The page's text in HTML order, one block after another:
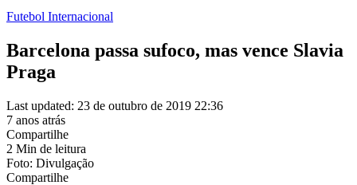
Futebol Internacional
Barcelona passa sufoco, mas vence Slavia
Praga
Last updated: 23 de outubro de 2019 22:36
7 anos atrás
Compartilhe
2 Min de leitura
Foto: Divulgação
Compartilhe